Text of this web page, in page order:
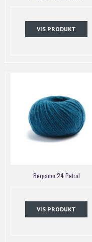
VIS PRODUKT
Bergamo 24 Petrol
VIS PRODUKT